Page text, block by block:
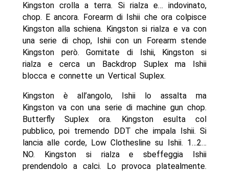
Kingston crolla a terra. Si rialza e… indovinato,
chop. E ancora. Forearm di Ishii che ora colpisce
Kingston alla schiena. Kingston si rialza e va con
una serie di chop, Ishii con un Forearm stende
Kingston però. Gomitate di Ishii, Kingston si
rialza e cerca un Backdrop Suplex ma Ishii
blocca e connette un Vertical Suplex.
Kingston è all’angolo, Ishii lo assalta ma
Kingston va con una serie di machine gun chop.
Butterfly Suplex ora. Kingston esulta col
pubblico, poi tremendo DDT che impala Ishii. Si
lancia alle corde, Low Clothesline su Ishii. 1…2…
NO. Kingston si rialza e sbeffeggia Ishii
prendendolo a calci. Lo provoca platealmente.